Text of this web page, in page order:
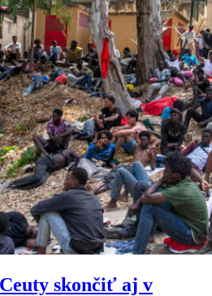
skončiť aj v